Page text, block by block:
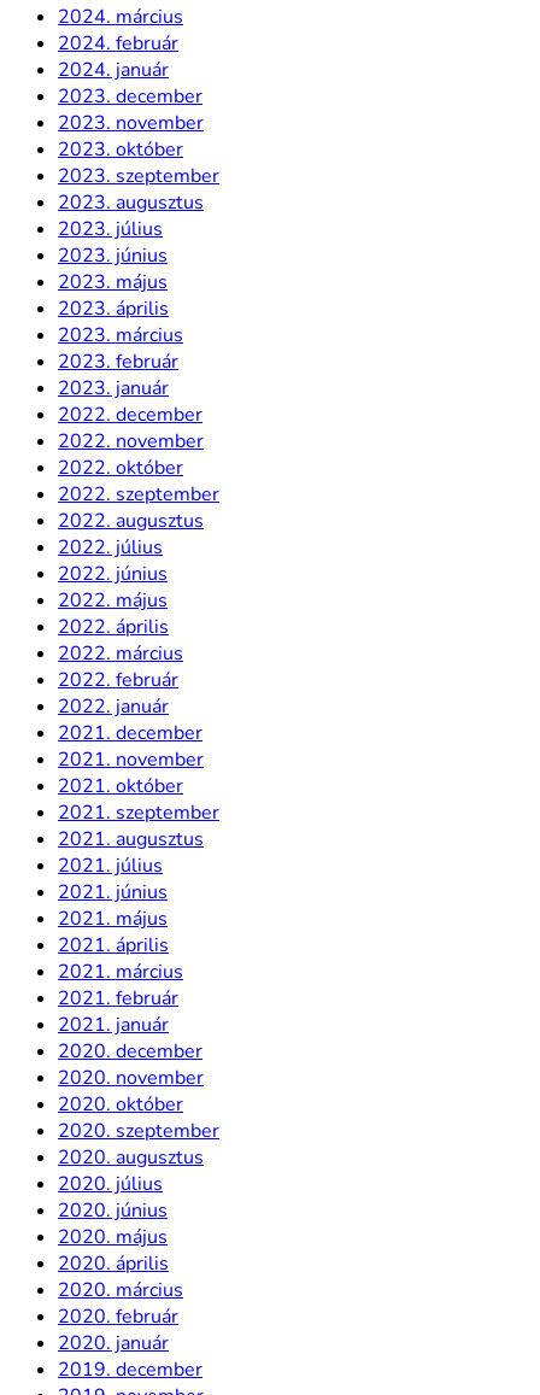
2024. március
2024. február
2024. január
2023. december
2023. november
2023. október
2023. szeptember
2023. augusztus
2023. július
2023. június
2023. május
2023. április
2023. március
2023. február
2023. január
2022. december
2022. november
2022. október
2022. szeptember
2022. augusztus
2022. július
2022. június
2022. május
2022. április
2022. március
2022. február
2022. január
2021. december
2021. november
2021. október
2021. szeptember
2021. augusztus
2021. július
2021. június
2021. május
2021. április
2021. március
2021. február
2021. január
2020. december
2020. november
2020. október
2020. szeptember
2020. augusztus
2020. július
2020. június
2020. május
2020. április
2020. március
2020. február
2020. január
2019. december